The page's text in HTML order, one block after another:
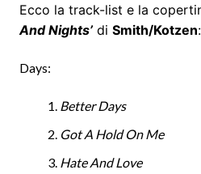
Ecco la track-list e la
And Nights’di Smith/Kotzen:
Days:
Better Days
Got A Hold On Me
Hate And Love